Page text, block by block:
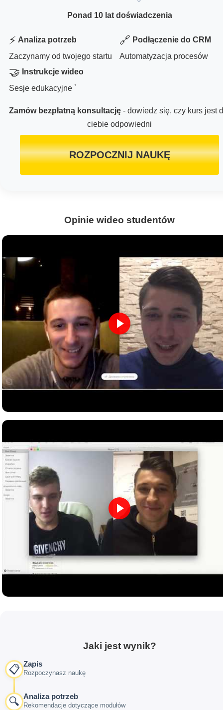
Ponad 10 lat doświadczenia
⚡ Analiza potrzeb
Zaczynamy od twojego startu
🔗 Podłączenie do CRM
Automatyzacja procesów
🤝 Instrukcje wideo
Sesje edukacyjne `
Zamów bezpłatną konsultację - dowiedz się, czy kurs jest
ciebie odpowiedni
ROZPOCZNIJ NAUKĘ
Opinie wideo studentów
Jaki jest wynik?
📋 Zapis
Rozpoczynasz naukę
🔍 Analiza potrzeb
Rekomendacje dotyczące modułów